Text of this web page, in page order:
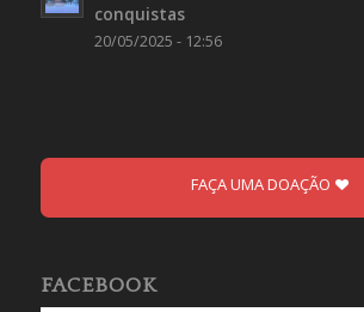
conquistas
20/05/2025 - 12:56
FAÇA UMA DOAÇÃO
FACEBOOK